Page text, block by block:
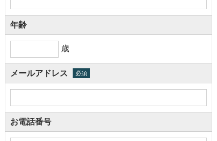
年齢
歳
メールアドレス 必須
お電話番号